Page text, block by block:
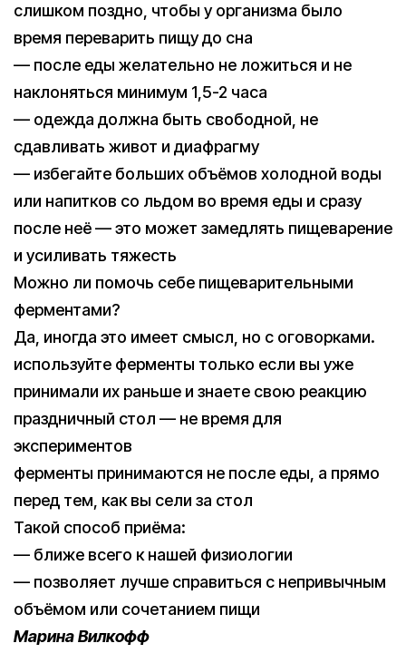
слишком поздно, чтобы у организма было
время переварить пищу до сна
— после еды желательно не ложиться и не
наклоняться минимум 1,5-2 часа
— одежда должна быть свободной, не
сдавливать живот и диафрагму
— избегайте больших объёмов холодной воды
или напитков со льдом во время еды и сразу
после неё — это может замедлять пищеварение
и усиливать тяжесть
Можно ли помочь себе пищеварительными
ферментами?
Да, иногда это имеет смысл, но с оговорками.
используйте ферменты только если вы уже
принимали их раньше и знаете свою реакцию
праздничный стол — не время для
экспериментов
ферменты принимаются не после еды, а прямо
перед тем, как вы сели за стол
Такой способ приёма:
— ближе всего к нашей физиологии
— позволяет лучше справиться с непривычным
объёмом или сочетанием пищи
Марина Вилкофф